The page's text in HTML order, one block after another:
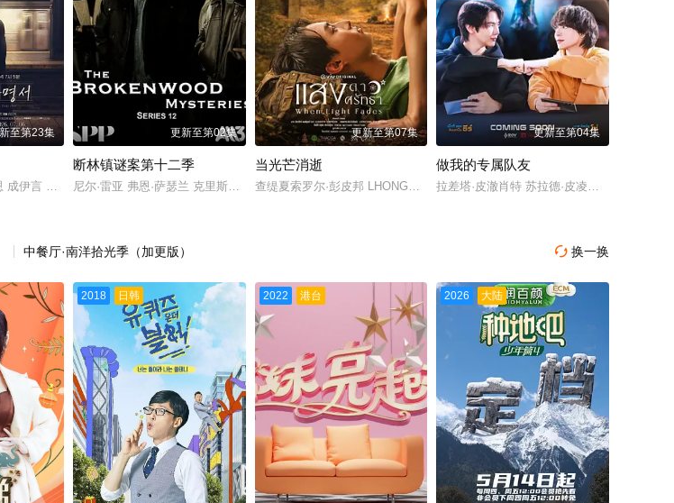
至第23集
成伊言 朴率拉 徐道永 全胜彬
更新至第02集
断林镇谜案第十二季
尼尔·雷亚 弗恩·萨瑟兰 克里斯蒂娜·谢尔班·扬达 Jarod Rawiri
更新至第07集
当光芒消逝
查缇夏索罗尔·彭皮邦 LHONGCHANG ATIP KORSINKA
更新至第04集
做我的专属队友
拉差塔·皮澈肖特 苏拉德·皮凌瓦 乔提帕·苏
 换一换
中餐厅·南洋拾光季（加更版）
2018 日韩 2022 港台 2026 大陆